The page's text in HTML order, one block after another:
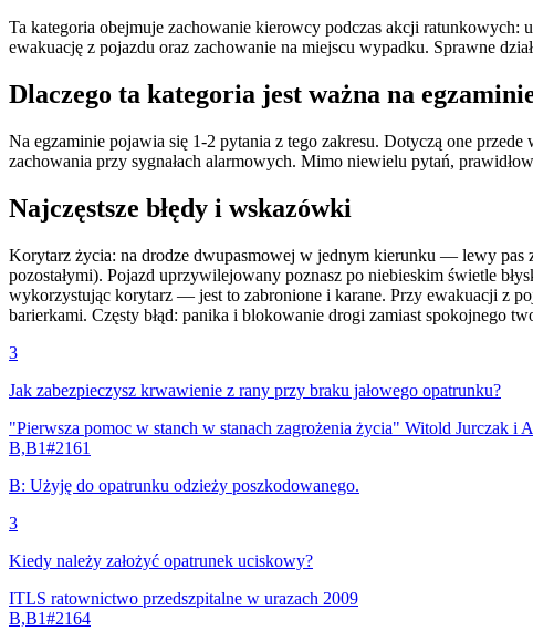
Ta kategoria obejmuje zachowanie kierowcy podczas akcji
ewakuację z pojazdu oraz zachowanie na miejscu wypadku. Sprawne
Dlaczego ta kategoria jest ważna na
Na egzaminie pojawia się 1-2 pytania z tego zakresu. Dotyczą one
zachowania przy sygnałach alarmowych. Mimo niewielu pytań,
Najczęstsze błędy i wskazówki
Korytarz życia: na drodze dwupasmowej w jednym kierunku — lewy
pozostałymi). Pojazd uprzywilejowany poznasz po niebieskim świetle
wykorzystując korytarz — jest to zabronione i karane. Przy ewakuacji z
barierkami. Częsty błąd: panika i blokowanie drogi zamiast spokojnego
3
Jak zabezpieczysz krwawienie z rany przy braku jałowego opatrunku?
"Pierwsza pomoc w stanch w stanach zagrożenia życia" Witold Jurczak i
B,B1#2161
B: Użyję do opatrunku odzieży poszkodowanego.
3
Kiedy należy założyć opatrunek uciskowy?
ITLS ratownictwo przedszpitalne w urazach 2009
B,B1#2164